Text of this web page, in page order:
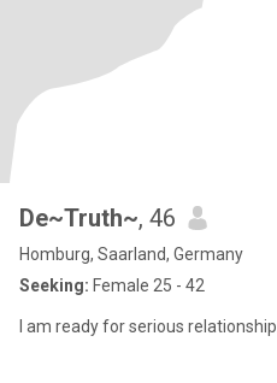
De~Truth~, 46
Homburg, Saarland, Germany
Seeking: Female 25 - 42
I am ready for serious relationship.